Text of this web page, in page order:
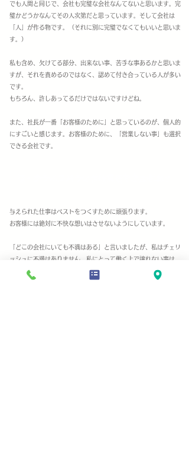
でも人間と同じで、会社も完璧な会社なんてないと思います。 完
璧かどうかなんてその人次第だと思っています。 そして会社は
「人」が作る物です。
（それに別に完璧でなくてもいいと思いま
す。）
私も含め、 欠けてる部分、出来ない事、苦手な事あるかと思いま
すが、 それを 責めるのではなく、認めて付き合っている人が多い
です。
もちろん、許しあってるだけではないですけどね。
また、社長が一番「お客様のために」と思っているのが、個人的
にすごいと感じます。お客様のために、「営業しない事」も選択
できる会社です。
与えられた仕事はベストをつくすために頑張ります。
お客様には絶対に不快な想いはさせないようにしています。
「どこの会社にいても不満はある」と言いましたが、私はチェリ
ッシュに不満はありません。 私にとって働く上で譲れない事は、
子供が熱を出したときに
気兼ねなく休める事
（語弊があるとい